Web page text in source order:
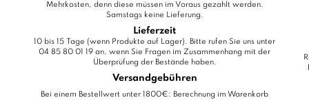
Mehrkosten, denn diese müssen im Voraus gezahlt werden.
Samstags keine Lieferung.
Lieferzeit
10 bis 15 Tage (wenn Produkte auf Lager). Bitte rufen Sie uns unter
04 85 80 01 19 an, wenn Sie Fragen im Zusammenhang mit der
Überprüfung der Bestände haben.
Versandgebühren
Bei einem Bestellwert unter 1800€: Berechnung im Warenkorb